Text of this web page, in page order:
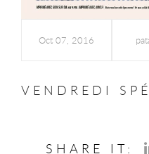
Oct 07, 2016
VENDREDI
SHARE IT: